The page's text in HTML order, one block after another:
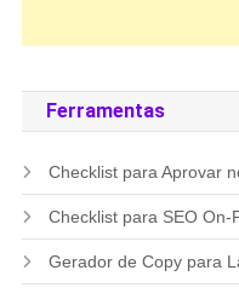
Ferramentas
Checklist para Aprovar
Checklist para SEO On-
Gerador de Copy para